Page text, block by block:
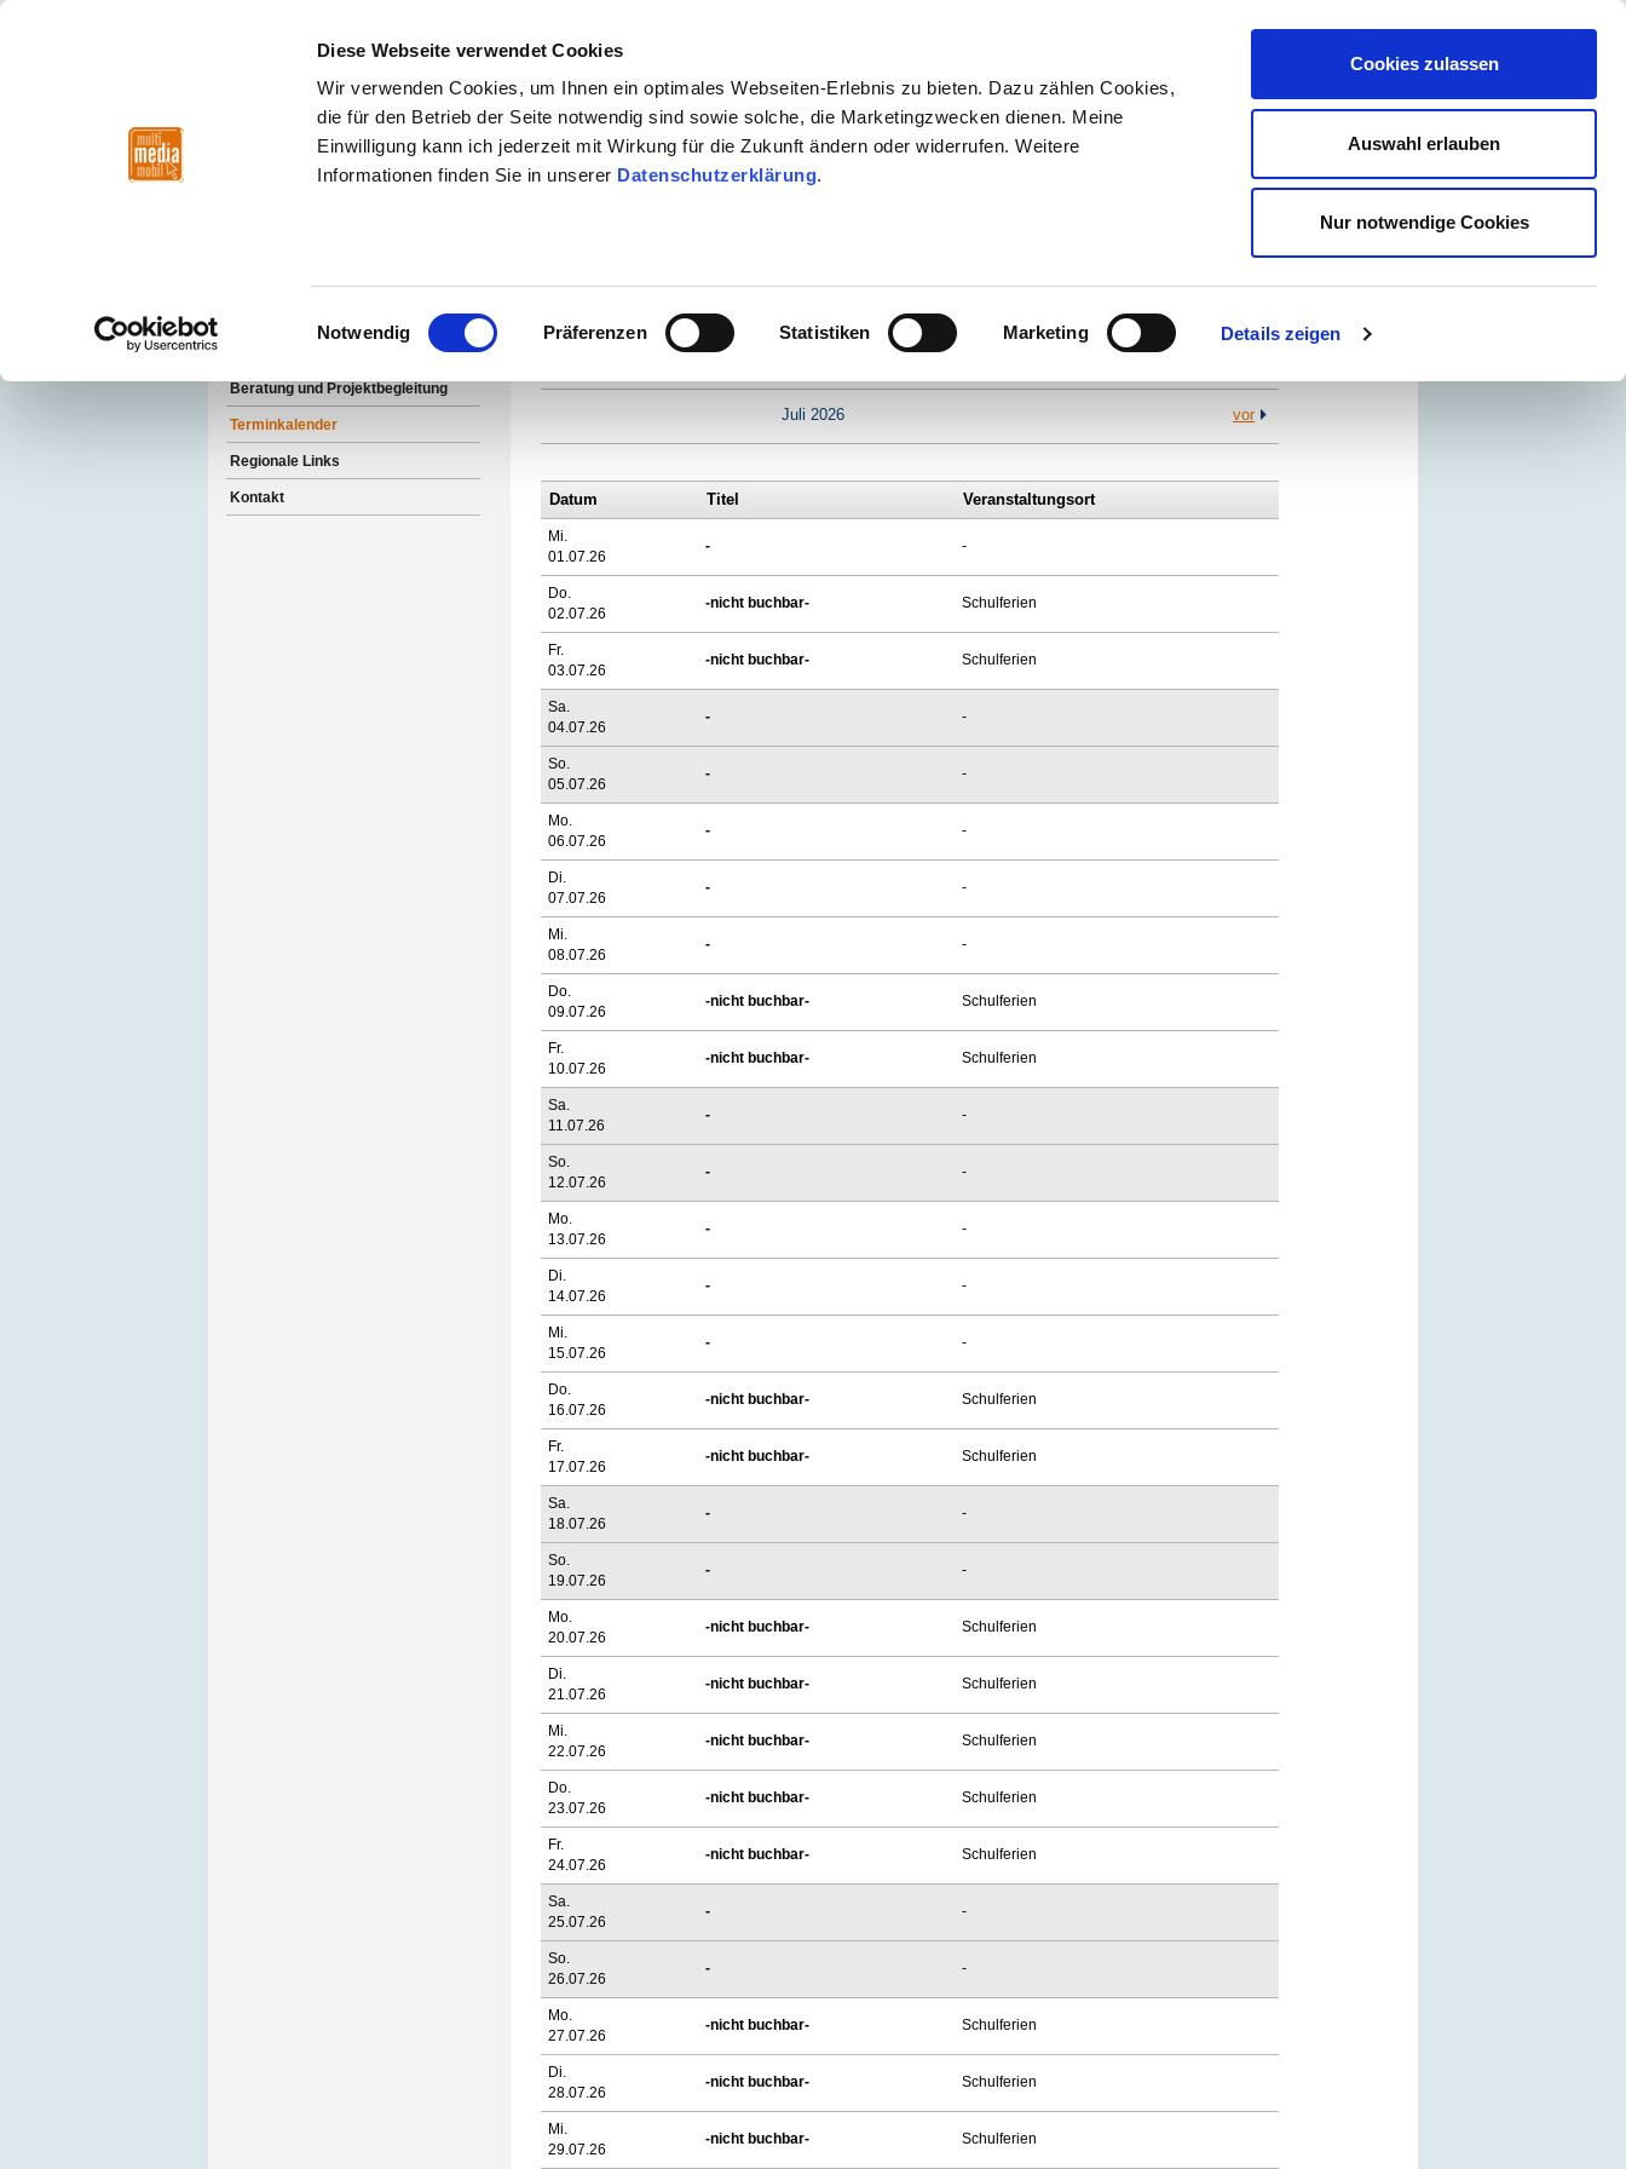
Diese Webseite verwendet Cookies
Wir verwenden Cookies, um Ihnen ein optimales Webseiten-Erlebnis zu bieten. Dazu zählen Cookies,
die für den Betrieb der Seite notwendig sind sowie solche, die Marketingzwecken dienen. Meine
Einwilligung kann ich jederzeit mit Wirkung für die Zukunft ändern oder widerrufen. Weitere
Informationen finden Sie in unserer Datenschutzerklärung.
Einwilligungsauswahl
Notwendig Präferenzen Statistiken Marketing Details zeigen
Cookies zulassen
Auswahl erlauben
Nur notwendige Cookies
Fortbildungsregion Nordwest Mitte Nordost Südost Süd Südwest Über uns
Beratung und Projektbegleitung
Terminkalender
Regionale Links
Kontakt
Juli 2026 vor
Datum Titel Veranstaltungsort
Mi.
01.07.26
- -
Do.
02.07.26
-nicht buchbar- Schulferien
Fr.
03.07.26
-nicht buchbar- Schulferien
Sa.
04.07.26
- -
So.
05.07.26
- -
Mo.
06.07.26
- -
Di.
07.07.26
- -
Mi.
08.07.26
- -
Do.
09.07.26
-nicht buchbar- Schulferien
Fr.
10.07.26
-nicht buchbar- Schulferien
Sa.
11.07.26
- -
So.
12.07.26
- -
Mo.
13.07.26
- -
Di.
14.07.26
- -
Mi.
15.07.26
- -
Do.
16.07.26
-nicht buchbar- Schulferien
Fr.
17.07.26
-nicht buchbar- Schulferien
Sa.
18.07.26
- -
So.
19.07.26
- -
Mo.
20.07.26
-nicht buchbar- Schulferien
Di.
21.07.26
-nicht buchbar- Schulferien
Mi.
22.07.26
-nicht buchbar- Schulferien
Do.
23.07.26
-nicht buchbar- Schulferien
Fr.
24.07.26
-nicht buchbar- Schulferien
Sa.
25.07.26
- -
So.
26.07.26
- -
Mo.
27.07.26
-nicht buchbar- Schulferien
Di.
28.07.26
-nicht buchbar- Schulferien
Mi.
29.07.26
-nicht buchbar- Schulferien
Ihre Ansprechpersonen
Bianca Kühn / Nils Dunsche